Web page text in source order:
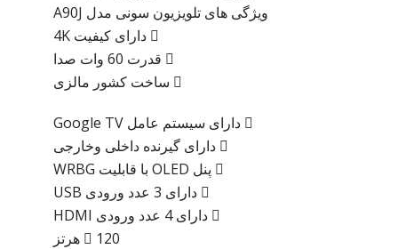
ویژگی های تلویزیون سونی مدل A90J
 دارای کیفیت 4K
 قدرت 60 وات صدا
 ساخت کشور مالزی
 دارای سیستم عامل Google TV
 دارای گیرنده داخلی وخارجی
 پنل OLED با قابلیت WRBG
 دارای 3 عدد ورودی USB
 دارای 4 عدد ورودی HDMI
 120 هرتز